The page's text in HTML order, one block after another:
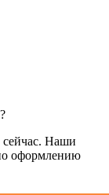
Наши
оформлению